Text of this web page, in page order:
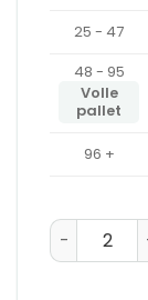
25 - 47
48 - 95
Volle
pallet
96 +